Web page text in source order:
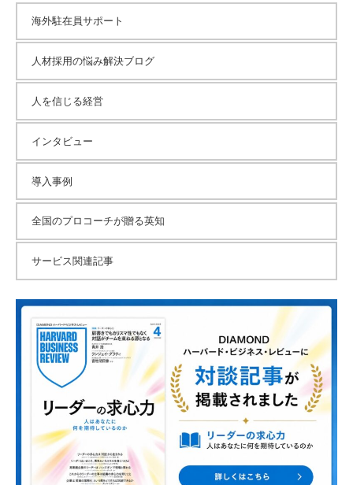
海外駐在員サポート
人材採用の悩み解決ブログ
人を信じる経営
インタビュー
導入事例
全国のプロコーチが贈る英知
サービス関連記事